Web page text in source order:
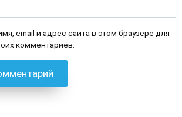
email и адрес сайта в этом браузере для
комментариев.